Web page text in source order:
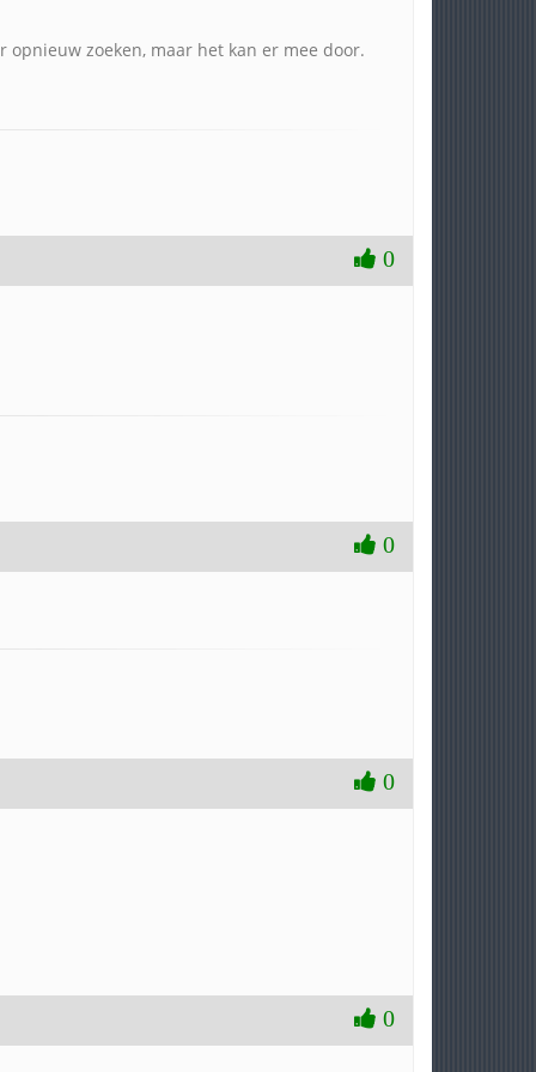
zoeken, maar het kan er mee door.
0
0
0
0